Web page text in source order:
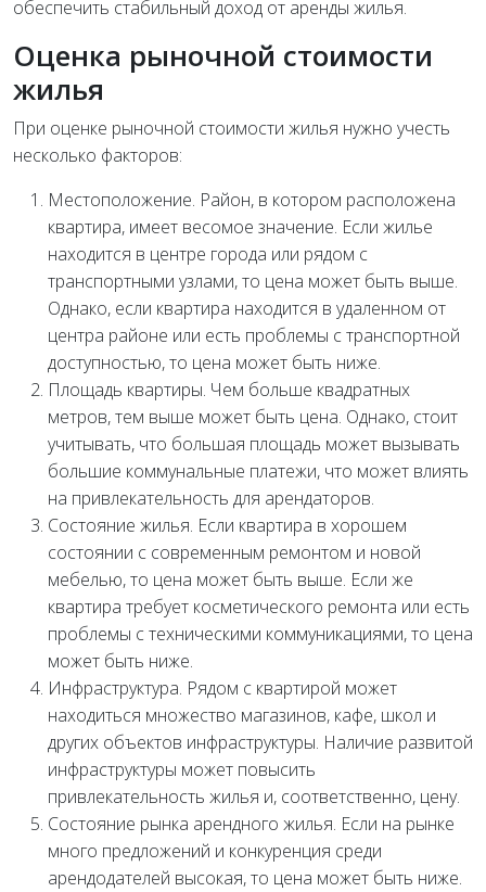
обеспечить стабильный доход от аренды жилья.
Оценка рыночной стоимости
жилья
При оценке рыночной стоимости жилья нужно учесть
несколько факторов:
Местоположение. Район, в котором расположена
квартира, имеет весомое значение. Если жилье
находится в центре города или рядом с
транспортными узлами, то цена может быть выше.
Однако, если квартира находится в удаленном от
центра районе или есть проблемы с транспортной
доступностью, то цена может быть ниже.
Площадь квартиры. Чем больше квадратных
метров, тем выше может быть цена. Однако, стоит
учитывать, что большая площадь может вызывать
большие коммунальные платежи, что может влиять
на привлекательность для арендаторов.
Состояние жилья. Если квартира в хорошем
состоянии с современным ремонтом и новой
мебелью, то цена может быть выше. Если же
квартира требует косметического ремонта или есть
проблемы с техническими коммуникациями, то цена
может быть ниже.
Инфраструктура. Рядом с квартирой может
находиться множество магазинов, кафе, школ и
других объектов инфраструктуры. Наличие развитой
инфраструктуры может повысить
привлекательность жилья и, соответственно, цену.
Состояние рынка арендного жилья. Если на рынке
много предложений и конкуренция среди
арендодателей высокая, то цена может быть ниже.